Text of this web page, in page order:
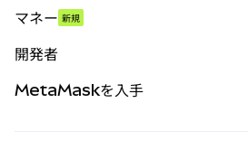
パーペチュアル
RWA
マネー 新規
開発者
MetaMaskを入手